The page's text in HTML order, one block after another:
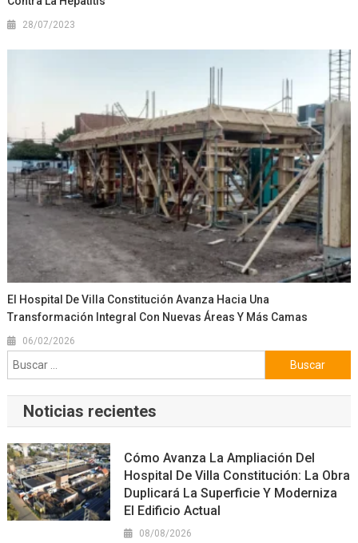
28/07/2023
El Hospital De Villa Constitución Avanza Hacia Una
Transformación Integral Con Nuevas Áreas Y Más Camas
06/02/2026
Buscar:
Noticias recientes
Cómo Avanza La Ampliación Del
Hospital De Villa Constitución: La Obra
Duplicará La Superficie Y Moderniza
El Edificio Actual
08/08/2026